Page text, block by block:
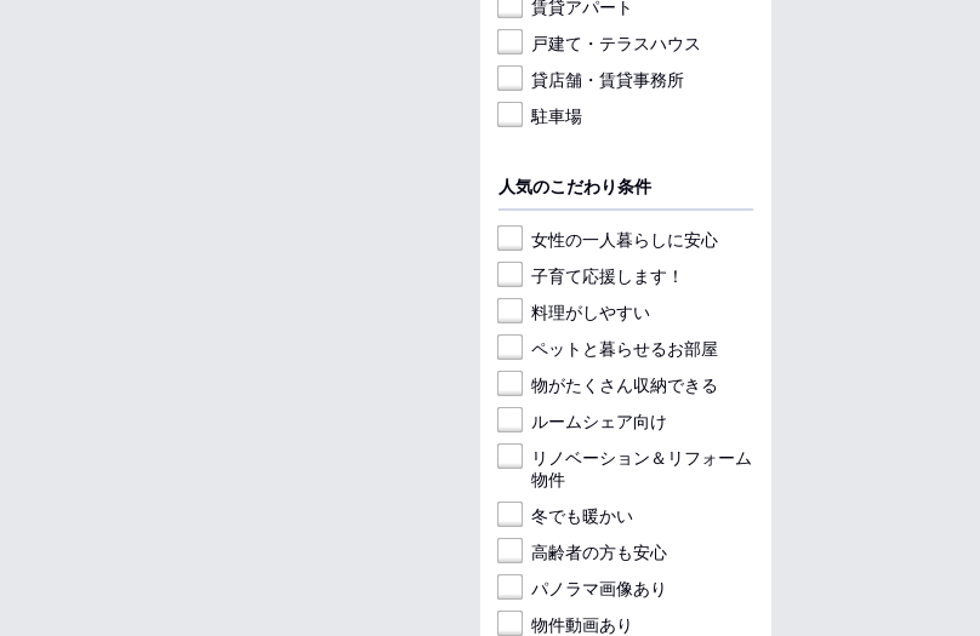
賃貸アパート
戸建て・テラスハウス
貸店舗・賃貸事務所
駐車場
人気のこだわり条件
女性の一人暮らしに安心
子育て応援します！
料理がしやすい
ペットと暮らせるお部屋
物がたくさん収納できる
ルームシェア向け
リノベーション＆リフォーム
物件
冬でも暖かい
高齢者の方も安心
パノラマ画像あり
物件動画あり